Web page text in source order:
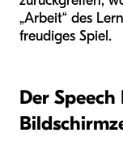
„Arbeit“ des
freudiges Spiel.
Der